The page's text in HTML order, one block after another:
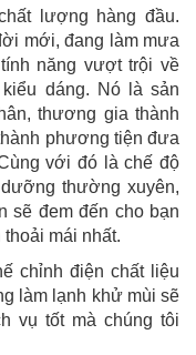
lượng hàng đầu.
mới, đang làm mưa
năng vượt trội về
dáng. Nó là sản
thương gia thành
phương tiện đưa
với đó là chế độ
thường xuyên,
sẽ đem đến cho bạn
mái nhất.
chỉnh điện chất liệu
làm lạnh khử mùi sẽ
vụ tốt mà chúng tôi